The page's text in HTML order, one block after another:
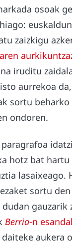
osoak
zaizkigu
iruditu
aurrekoa
sortu
ondoren.
hotz bat
lasaixeago.
sortu
gauzarik
Berria-n
daiteke aukera